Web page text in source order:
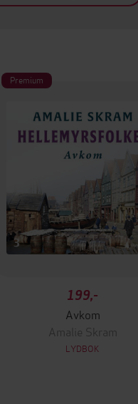
Premium
199,-
Avkom
Amalie Skram
LYDBOK